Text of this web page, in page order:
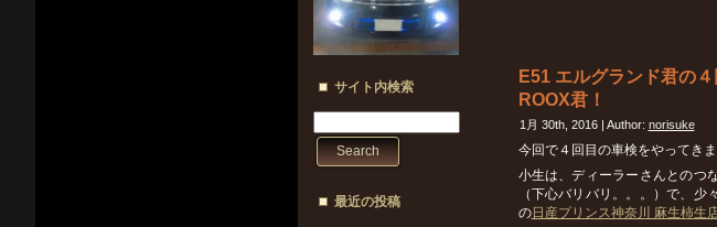
サイト内検索
最近の投稿
E51 エルグランド君の
ROOX君！
1月 30th, 2016 | Author: norisuke
今回で４回目の車検をやってきま
小生は、ディーラーさんとのつ
（下心バリバリ。。。）で、
の日産プリンス神奈川 麻生柿生